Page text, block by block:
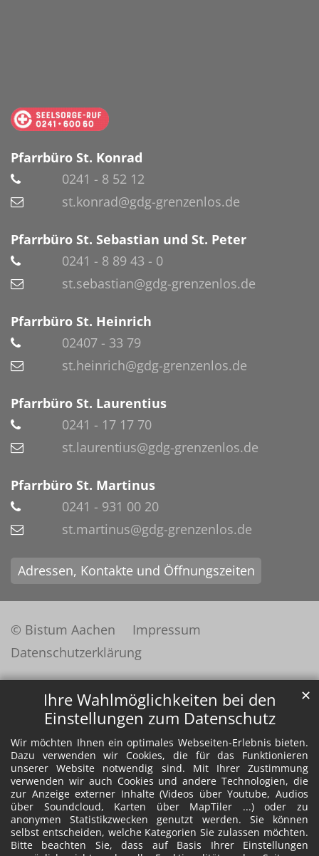
Ihre Wahlmöglichkeiten bei den
Einstellungen zum Datenschutz
Wir möchten Ihnen ein optimales Webseiten-Erlebnis bieten.
Dazu verwenden wir Cookies, die für das Funktionieren
unserer Website notwendig sind. Mit Ihrer Zustimmung
verwenden wir auch Cookies und andere Technologien, die
zur Anzeige externer Inhalte (Videos über Youtube, Audios
über Soundcloud, Karten über MapTiler ...) oder zu
anonymen Statistikzwecken genutzt werden. Sie können
selbst entscheiden, welche Kategorien Sie zulassen möchten.
Bitte beachten Sie, dass auf Basis Ihrer Einstellungen
✕
Pfarrbüro St. Konrad
0241 - 8 52 12
st.konrad@gdg-grenzenlos.de
Pfarrbüro St. Sebastian und St. Peter
0241 - 8 89 43 - 0
st.sebastian@gdg-grenzenlos.de
Pfarrbüro St. Heinrich
02407 - 33 79
st.heinrich@gdg-grenzenlos.de
Pfarrbüro St. Laurentius
0241 - 17 17 70
st.laurentius@gdg-grenzenlos.de
Pfarrbüro St. Martinus
0241 - 931 00 20
st.martinus@gdg-grenzenlos.de
Adressen, Kontakte und Öffnungszeiten
© Bistum Aachen
Impressum
Datenschutzerklärung